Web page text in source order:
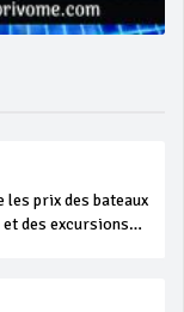
les prix des bateaux
des excursions